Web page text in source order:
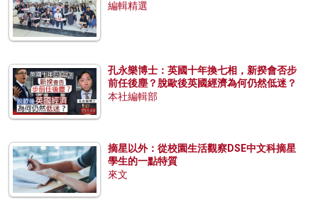
編輯精選
孔永樂博士：英國十年換七相，新揆會否步
前任後塵？脫歐後英國經濟為何仍然低迷？
本社編輯部
摘星以外：從校園生活觀察DSE中文科摘星
學生的一點特質
來文